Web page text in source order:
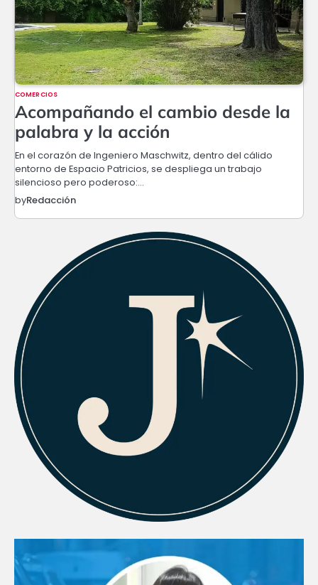
COMERCIOS
Acompañando el cambio desde la
palabra y la acción
En el corazón de Ingeniero Maschwitz, dentro del cálido
entorno de Espacio Patricios, se despliega un trabajo
silencioso pero poderoso:…
byRedacción